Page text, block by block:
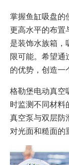
掌握鱼缸吸盘的
更高水平的布置
是装饰水族箱，
限可能。希望通
的优势，创造一
格勒堡电动真空
时监测不同材料
真空泵与双层防
对光面和糙面的